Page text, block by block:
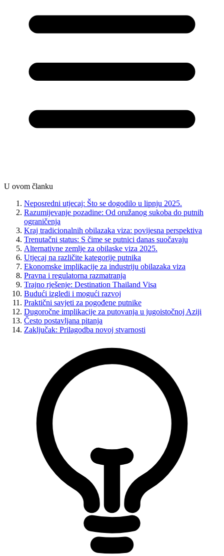
U ovom članku
Neposredni utjecaj: Što se dogodilo u lipnju 2025.
Razumijevanje pozadine: Od oružanog sukoba do putnih
ograničenja
Kraj tradicionalnih obilazaka viza: povijesna perspektiva
Trenutačni status: S čime se putnici danas suočavaju
Alternativne zemlje za obilaske viza 2025.
Utjecaj na različite kategorije putnika
Ekonomske implikacije za industriju obilazaka viza
Pravna i regulatorna razmatranja
Trajno rješenje: Destination Thailand Visa
Budući izgledi i mogući razvoj
Praktični savjeti za pogođene putnike
Dugoročne implikacije za putovanja u jugoistočnoj Aziji
Često postavljana pitanja
Zaključak: Prilagodba novoj stvarnosti